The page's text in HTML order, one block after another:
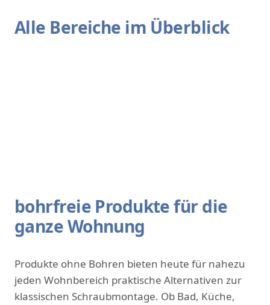
Alle Bereiche im Überblick
Bad
Fenster
bohrfreie Produkte für die
ganze Wohnung
Produkte ohne Bohren bieten heute für nahezu
jeden Wohnbereich praktische Alternativen zur
klassischen Schraubmontage. Ob Bad, Küche,